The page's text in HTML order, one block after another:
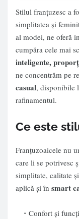
Stilul franțuzesc a
simplitatea și
al modei, ne oferă
cumpăra cele mai
inteligente,
ne concentrăm pe
casual, disponibile
rafinamentul.
Ce este
Franțuzoaicele nu
care li se potrivesc
simplitate, calitate
aplică și în smart
Confort și